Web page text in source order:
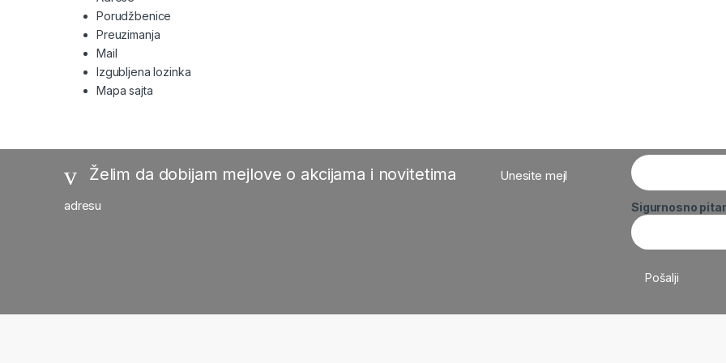
Porudžbenice
Preuzimanja
Mail
Izgubljena lozinka
Mapa sajta
Želim da dobijam mejlove o akcijama i novitetima
Unesite mejl
adresu
Sigurnosno